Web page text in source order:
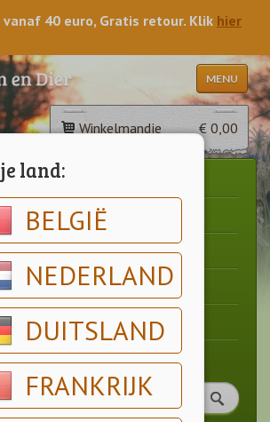
land:
BELGIË
NEDERLAND
DUITSLAND
FRANKRIJK
40 euro, Gratis retour. Klik hier
MENU
Winkelmandje € 0,00